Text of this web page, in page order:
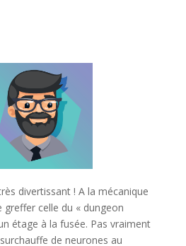
divertissant ! A la mécanique
greffer celle du « dungeon
étage à la fusée. Pas vraiment
de neurones au